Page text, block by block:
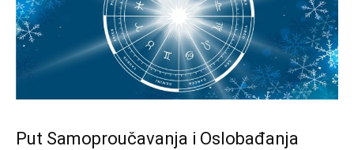
Put Samoproučavanja i Oslobađanja